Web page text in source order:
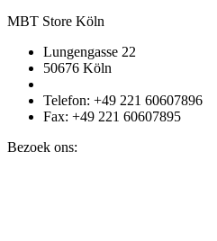
MBT Store Köln
Lungengasse 22
50676 Köln
Telefon: +49 221 60607896
Fax: +49 221 60607895
Bezoek ons: